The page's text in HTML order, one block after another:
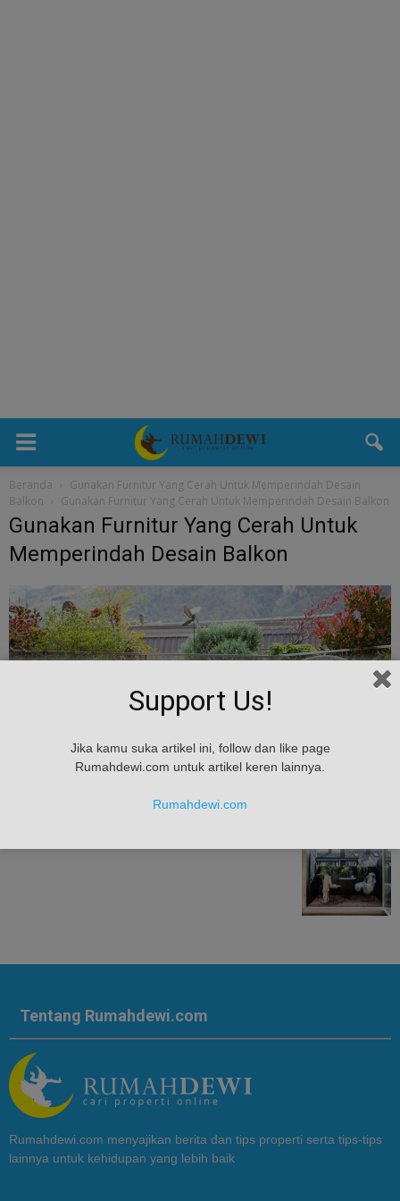
Beranda
Gunakan Furnitur Yang Cerah Untuk Memperindah Desain
Balkon
Gunakan Furnitur Yang Cerah Untuk Memperindah Desain Balkon
Gunakan Furnitur Yang Cerah Untuk
Memperindah Desain Balkon
Tentang Rumahdewi.com
Rumahdewi.com menyajikan berita dan tips properti serta tips-tips
lainnya untuk kehidupan yang lebih baik
Support Us!
Jika kamu suka artikel ini, follow dan like page
Rumahdewi.com untuk artikel keren lainnya.
Rumahdewi.com